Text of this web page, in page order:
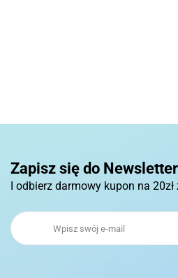
Zapisz się do
I odbierz darmowy kupon na